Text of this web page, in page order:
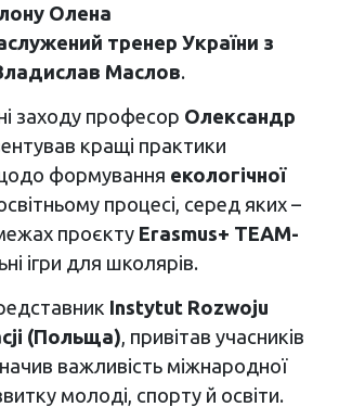
Олена
тренер України з
Маслов.
заходу професор Олександр
кращі практики
формування екологічної
процесі, серед яких –
проєкту Erasmus+ TEAM-
ігри для школярів.
Instytut Rozwoju
(Польща) , привітав учасників
важливість міжнародної
молоді, спорту й освіти.